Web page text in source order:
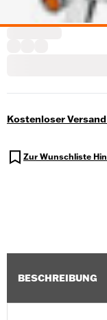
Kostenloser
Zur Wunschliste
BESCHREIBUNG